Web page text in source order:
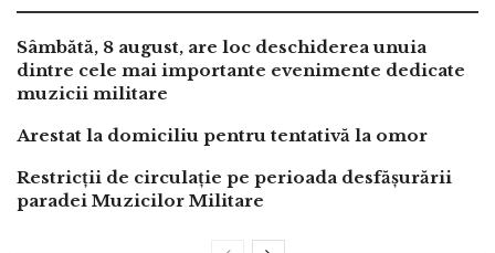
Sâmbătă, 8 august, are loc deschiderea unuia
dintre cele mai importante evenimente dedicate
muzicii militare
Arestat la domiciliu pentru tentativă la omor
Restricții de circulație pe perioada desfășurării
paradei Muzicilor Militare